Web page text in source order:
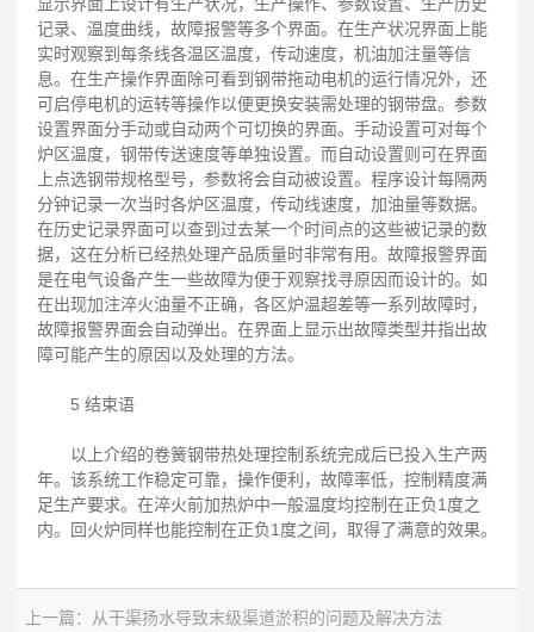
显示界面上设计有生产状况，生产操作、参数设置、生产历史
记录、温度曲线，故障报警等多个界面。在生产状况界面上能
实时观察到每条线各温区温度，传动速度，机油加注量等信
息。在生产操作界面除可看到钢带拖动电机的运行情况外，还
可启停电机的运转等操作以便更换安装需处理的钢带盘。参数
设置界面分手动或自动两个可切换的界面。手动设置可对每个
炉区温度，钢带传送速度等单独设置。而自动设置则可在界面
上点选钢带规格型号，参数将会自动被设置。程序设计每隔两
分钟记录一次当时各炉区温度，传动线速度，加油量等数据。
在历史记录界面可以查到过去某一个时间点的这些被记录的数
据，这在分析已经热处理产品质量时非常有用。故障报警界面
是在电气设备产生一些故障为便于观察找寻原因而设计的。如
在出现加注淬火油量不正确，各区炉温超差等一系列故障时，
故障报警界面会自动弹出。在界面上显示出故障类型并指出故
障可能产生的原因以及处理的方法。
5 结束语
以上介绍的卷簧钢带热处理控制系统完成后已投入生产两
年。该系统工作稳定可靠，操作便利，故障率低，控制精度满
足生产要求。在淬火前加热炉中一般温度均控制在正负1度之
内。回火炉同样也能控制在正负1度之间，取得了满意的效果。
上一篇：
从干渠扬水导致末级渠道淤积的问题及解决方法